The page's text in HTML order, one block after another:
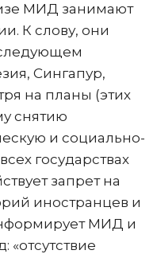
МИД занимают
К слову, они
Сингапур,
на планы (этих
снятию
и социально-
государствах
запрет на
иностранцев и
МИД и